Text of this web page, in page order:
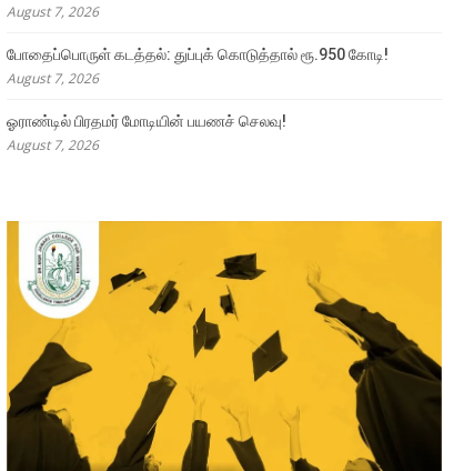
August 7, 2026
போதைப்பொருள் கடத்தல்: துப்புக் கொடுத்தால் ரூ.950 கோடி!
August 7, 2026
ஓராண்டில் பிரதமர் மோடியின் பயணச் செலவு!
August 7, 2026